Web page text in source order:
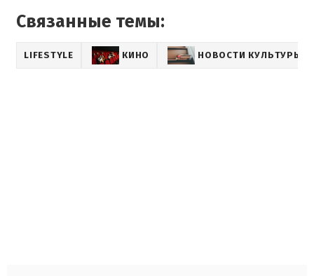
Связанные темы:
LIFESTYLE КИНО НОВОСТИ КУЛЬТУРЫ